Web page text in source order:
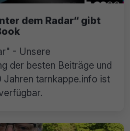
dem Radar“ gibt
- Unsere
der besten Beiträge und
Jahren tarnkappe.info ist